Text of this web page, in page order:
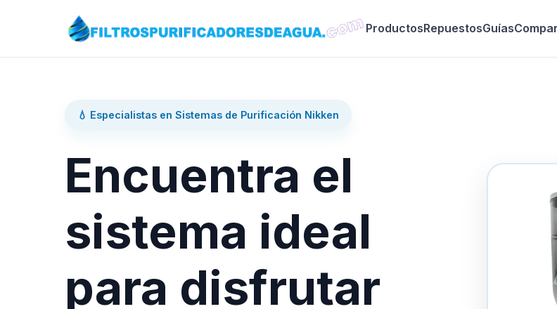
ProductosRepuestosGuías
💧 Especialistas en Sistemas de Purificación Nikken
Encuentra el
sistema ideal
para disfrutar